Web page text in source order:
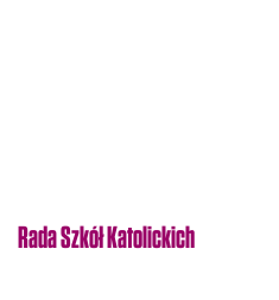
Rada Szkół Katolickich